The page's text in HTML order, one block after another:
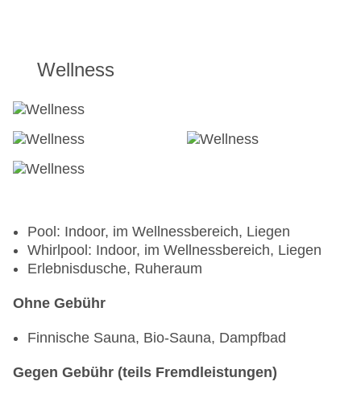
Wellness
Pool: Indoor, im Wellnessbereich, Liegen
Whirlpool: Indoor, im Wellnessbereich, Liegen
Erlebnisdusche, Ruheraum
Ohne Gebühr
Finnische Sauna, Bio-Sauna, Dampfbad
Gegen Gebühr (teils Fremdleistungen)